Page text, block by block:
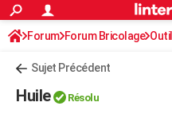
ACTUALITÉS
Politique
Société
Faits Divers
Education
Monde
Villes
+
Forum Forum Bricolage
Sujet Précédent
Huile Résolu